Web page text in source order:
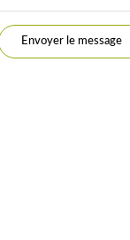
Envoyer le message